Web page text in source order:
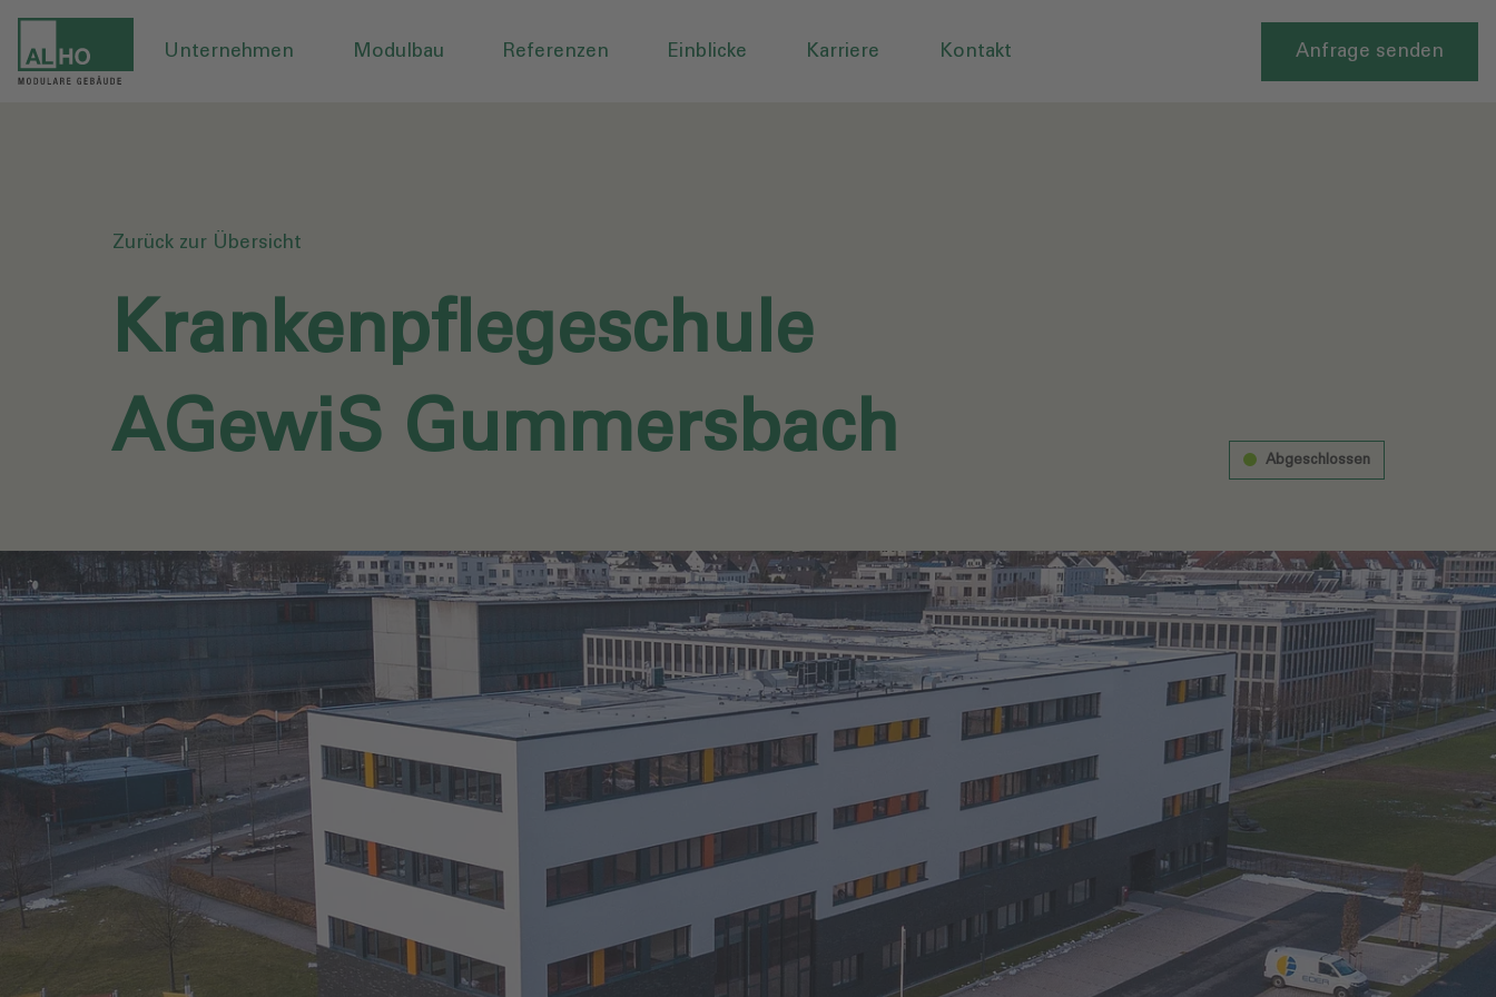
Unternehmen Modulbau Referenzen Einblicke Karriere Kontakt Anfrage senden
Zurück zur Übersicht
Krankenpflegeschule
AGewiS Gummersbach‎
Abgeschlossen